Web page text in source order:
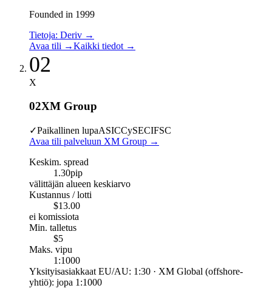
Founded in 1999
Tietoja: Deriv →
Avaa tili →Kaikki tiedot →
02
X
02XM Group
✓Paikallinen lupaASICCySECIFSC
Avaa tili palveluun XM Group →
Keskim. spread
1.30pip
välittäjän alueen keskiarvo
Kustannus / lotti
$13.00
ei komissiota
Min. talletus
$5
Maks. vipu
1:1000
Yksityisasiakkaat EU/AU: 1:30 · XM Global (offshore-
yhtiö): jopa 1:1000